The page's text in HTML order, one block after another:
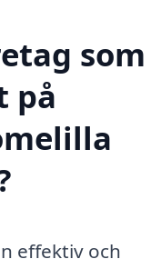
som
på
effektiv och